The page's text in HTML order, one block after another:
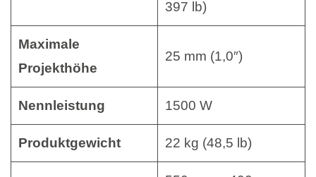
397 lb)
Maximale
Projekthöhe
25 mm (1,0″)
Nennleistung 1500 W
Produktgewicht 22 kg (48,5 lb)